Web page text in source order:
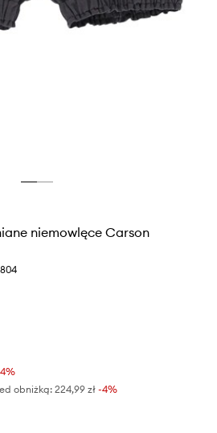
niemowlęce Carson
obniżką: 224,99 zł -4%